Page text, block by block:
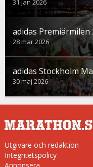
31 jan 2026
adidas Premiärmilen
28 mar 2026
adidas Stockholm
30 maj 2026
Utgivare och redaktion
Integritetspolicy